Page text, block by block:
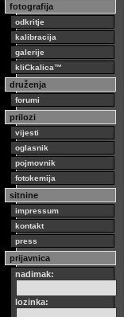
fotografija
odkritje
kalibracija
galerije
kliCkalica™
druženja
forumi
prilozi
vijesti
oglasnik
pojmovnik
fotokemija
sitnine
impressum
kontakt
press
prijavnica
nadimak:
lozinka: